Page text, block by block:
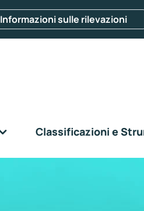
Informazioni sulle rilevazioni
Classificazioni e